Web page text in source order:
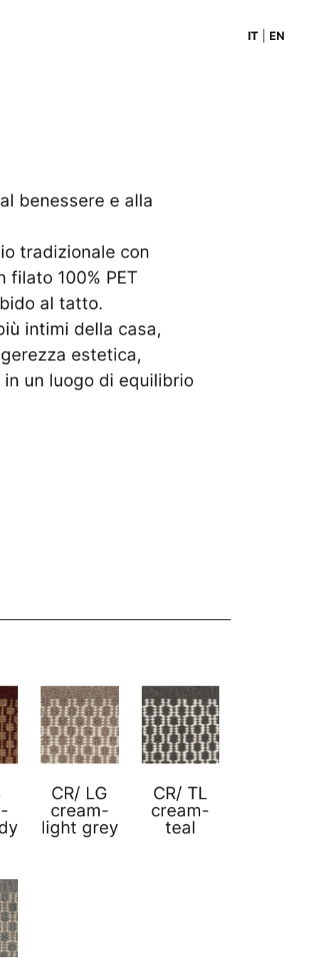
IT EN
benessere e alla
tradizionale con
filato 100% PET
al tatto.
intimi della casa,
estetica,
un luogo di equilibrio
CR/ LG
cream-
light grey
CR/ TL
cream-
teal